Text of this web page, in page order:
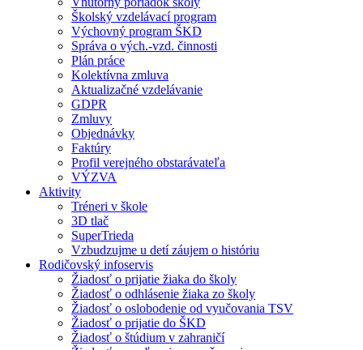
Školský vzdelávací program
Výchovný program ŠKD
Správa o vých.-vzd. činnosti
Plán práce
Kolektívna zmluva
Aktualizačné vzdelávanie
GDPR
Zmluvy
Objednávky
Faktúry
Profil verejného obstarávateľa
VÝZVA
Aktivity
Tréneri v škole
3D tlač
SuperTrieda
Vzbudzujme u detí záujem o históriu
Rodičovský infoservis
Žiadosť o prijatie žiaka do školy
Žiadosť o odhlásenie žiaka zo školy
Žiadosť o oslobodenie od vyučovania TSV
Žiadosť o prijatie do ŠKD
Žiadosť o štúdium v zahraničí